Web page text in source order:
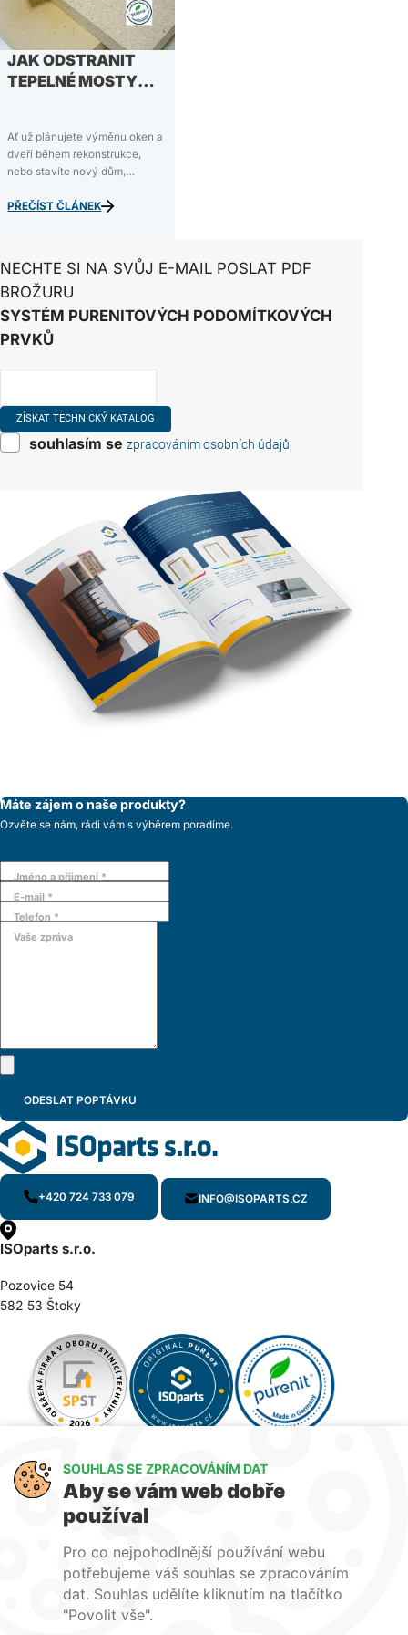
JAK ODSTRANIT
TEPELNÉ MOSTY
Ať už plánujete výměnu oken a
dveří během rekonstrukce,
nebo stavíte nový dům,
protopit víc, než je nutné. Aby
vzniklé tepelné mosty. Tento
úkol…
PŘEČÍST ČLÁNEK
NECHTE SI NA SVŮJ E-MAIL POSLAT PDF
BROŽURU
SYSTÉM PURENITOVÝCH PODOMÍTKOVÝCH
PRVKŮ
souhlasím se zpracováním osobních údajů
Máte zájem o naše produkty?
Ozvěte se nám, rádi vám s výběrem poradíme.
Jméno a příjmení *
E-mail *
Telefon *
Vaše zpráva
+420 724 733 079 INFO@ISOPARTS.CZ
ISOparts s.r.o.
Pozovice 54
582 53 Štoky
Jsme členem
SOUHLAS SE ZPRACOVÁNÍM DAT
Aby se vám web dobře
používal
Pro co nejpohodlnější používání webu
potřebujeme váš souhlas se zpracováním
dat. Souhlas udělíte kliknutím na tlačítko
"Povolit vše".